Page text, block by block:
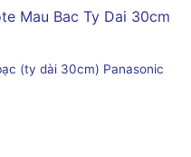
(ty dài 30cm) Panasonic